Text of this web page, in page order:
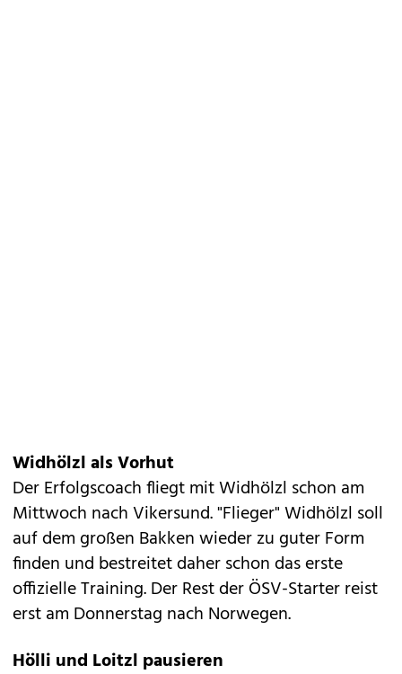
Widhölzl als Vorhut
Der Erfolgscoach fliegt mit Widhölzl schon am
Mittwoch nach Vikersund. "Flieger" Widhölzl soll
auf dem großen Bakken wieder zu guter Form
finden und bestreitet daher schon das erste
offizielle Training. Der Rest der ÖSV-Starter reist
erst am Donnerstag nach Norwegen.
Hölli und Loitzl pausieren